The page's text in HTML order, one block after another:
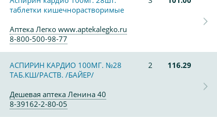
таблетки кишечнорастворимые
Аптека Легко www.aptekalegko.ru
8-800-500-98-77
АСПИРИН КАРДИО 100МГ. №28
ТАБ.КШ/РАСТВ. /БАЙЕР/
2 116.29
Дешевая аптека Ленина 40
8-39162-2-80-05